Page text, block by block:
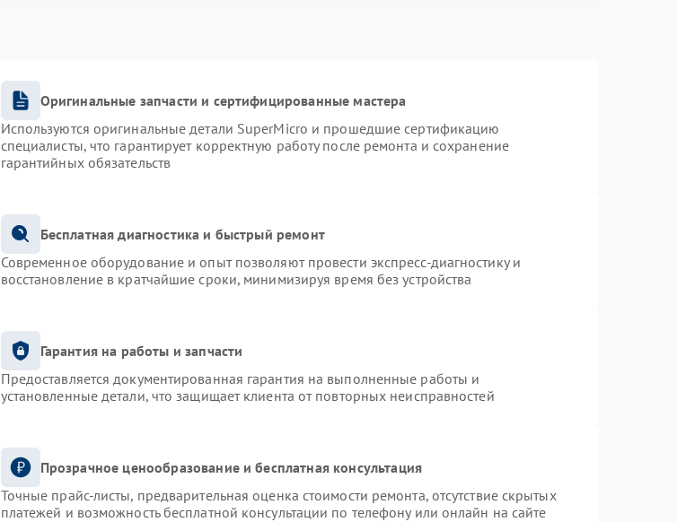
Оригинальные запчасти и сертифицированные мастера
Используются оригинальные детали SuperMicro и прошедшие сертификацию
специалисты, что гарантирует корректную работу после ремонта и сохранение
гарантийных обязательств
Бесплатная диагностика и быстрый ремонт
Современное оборудование и опыт позволяют провести экспресс-диагностику и
восстановление в кратчайшие сроки, минимизируя время без устройства
Гарантия на работы и запчасти
Предоставляется документированная гарантия на выполненные работы и
установленные детали, что защищает клиента от повторных неисправностей
Прозрачное ценообразование и бесплатная консультация
Точные прайс-листы, предварительная оценка стоимости ремонта, отсутствие скрытых
платежей и возможность бесплатной консультации по телефону или онлайн на сайте